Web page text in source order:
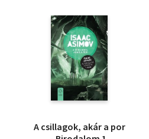
A csillagok, akár a por